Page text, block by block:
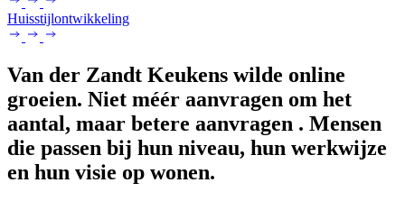
Huisstijlontwikkeling
Van der Zandt Keukens wilde online
groeien. Niet méér aanvragen om het
aantal, maar betere aanvragen . Mensen
die passen bij hun niveau, hun werkwijze
en hun visie op wonen.